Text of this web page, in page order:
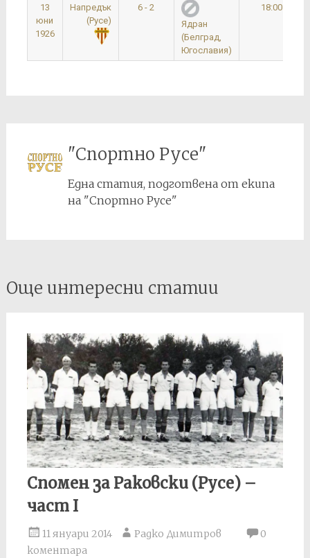
13
юни
1926
Напредък
(Русе)
6 - 2
Ядран
(Белград,
Югославия)
18:00
"Спортно Русе"
Една статия, подготвена от екипа
на "Спортно Русе"
Post
navigation
Още интересни статии
Спомен за Раковски (Русе) –
част I
11 януари 2014 Радко Димитров
0
коментара